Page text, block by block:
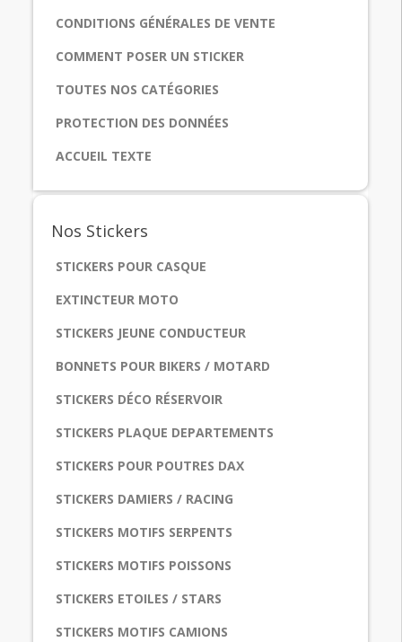
CONDITIONS GÉNÉRALES DE VENTE
COMMENT POSER UN STICKER
TOUTES NOS CATÉGORIES
PROTECTION DES DONNÉES
ACCUEIL TEXTE
Nos Stickers
STICKERS POUR CASQUE
EXTINCTEUR MOTO
STICKERS JEUNE CONDUCTEUR
BONNETS POUR BIKERS / MOTARD
STICKERS DÉCO RÉSERVOIR
STICKERS PLAQUE DEPARTEMENTS
STICKERS POUR POUTRES DAX
STICKERS DAMIERS / RACING
STICKERS MOTIFS SERPENTS
STICKERS MOTIFS POISSONS
STICKERS ETOILES / STARS
STICKERS MOTIFS CAMIONS